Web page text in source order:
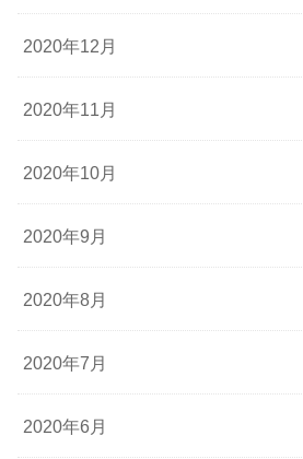
2020年12月
2020年11月
2020年10月
2020年9月
2020年8月
2020年7月
2020年6月